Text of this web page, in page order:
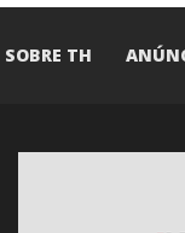
SOBRE TH